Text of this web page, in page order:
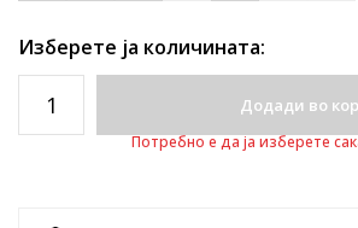
Изберете ја количината:
Додади во
Потребно е да ја изберете